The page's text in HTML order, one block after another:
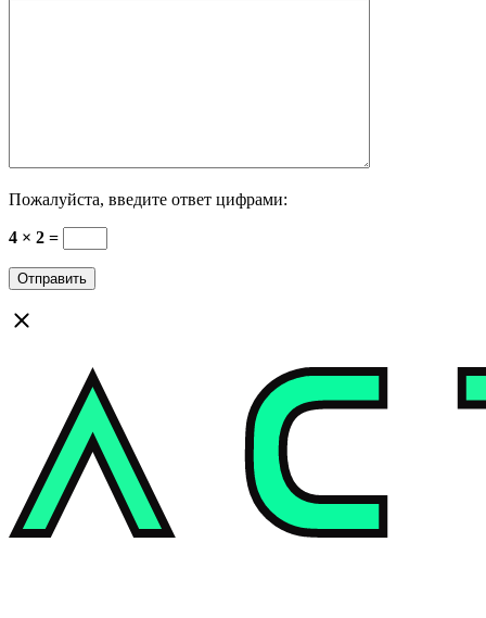
Пожалуйста, введите ответ цифрами:
4 × 2 =